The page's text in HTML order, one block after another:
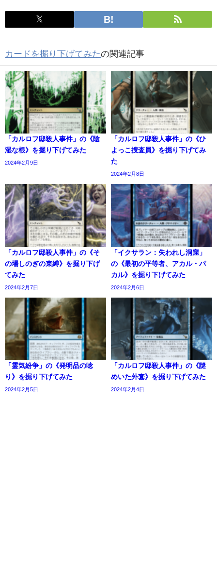
カードを掘り下げてみたの関連記事
「カルロフ邸殺人事件」の《陰
湿な根》を掘り下げてみた
2024年2月9日
「カルロフ邸殺人事件」の《ひ
よっこ捜査員》を掘り下げてみ
た
2024年2月8日
「カルロフ邸殺人事件」の《そ
の場しのぎの束縛》を掘り下げ
てみた
2024年2月7日
「イクサラン：失われし洞窟」
の《最初の平等者、アカル・パ
カル》を掘り下げてみた
2024年2月6日
「霊気紛争」の《発明品の唸
り》を掘り下げてみた
2024年2月5日
「カルロフ邸殺人事件」の《謎
めいた外套》を掘り下げてみた
2024年2月4日